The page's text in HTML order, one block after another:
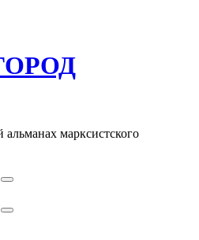
марксистского